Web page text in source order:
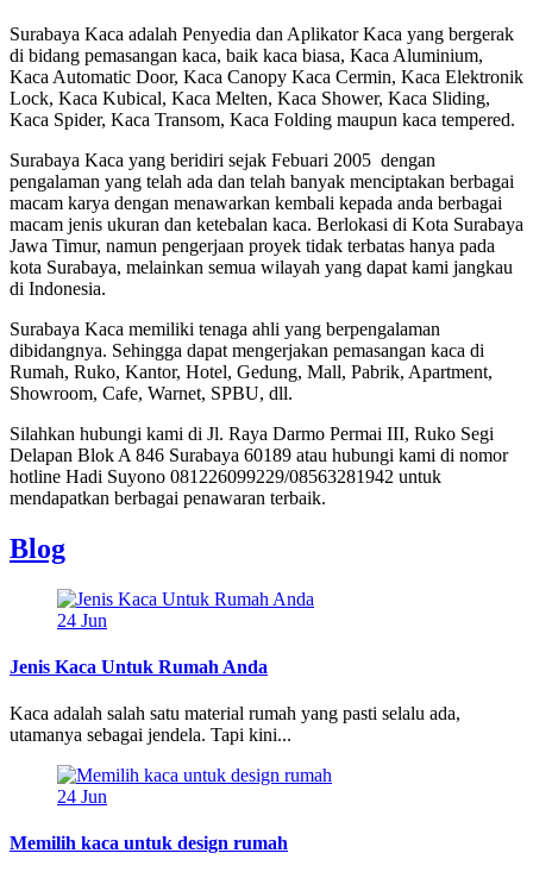
Surabaya Kaca adalah Penyedia dan Aplikator Kaca yang bergerak
di bidang pemasangan kaca, baik kaca biasa, Kaca Aluminium,
Kaca Automatic Door, Kaca Canopy Kaca Cermin, Kaca Elektronik
Lock, Kaca Kubical, Kaca Melten, Kaca Shower, Kaca Sliding,
Kaca Spider, Kaca Transom, Kaca Folding maupun kaca tempered.
Surabaya Kaca yang beridiri sejak Febuari 2005 dengan
pengalaman yang telah ada dan telah banyak menciptakan berbagai
macam karya dengan menawarkan kembali kepada anda berbagai
macam jenis ukuran dan ketebalan kaca. Berlokasi di Kota Surabaya
Jawa Timur, namun pengerjaan proyek tidak terbatas hanya pada
kota Surabaya, melainkan semua wilayah yang dapat kami jangkau
di Indonesia.
Surabaya Kaca memiliki tenaga ahli yang berpengalaman
dibidangnya. Sehingga dapat mengerjakan pemasangan kaca di
Rumah, Ruko, Kantor, Hotel, Gedung, Mall, Pabrik, Apartment,
Showroom, Cafe, Warnet, SPBU, dll.
Silahkan hubungi kami di Jl. Raya Darmo Permai III, Ruko Segi
Delapan Blok A 846 Surabaya 60189 atau hubungi kami di nomor
hotline Hadi Suyono 081226099229/08563281942 untuk
mendapatkan berbagai penawaran terbaik.
Blog
24 Jun
Jenis Kaca Untuk Rumah Anda
Kaca adalah salah satu material rumah yang pasti selalu ada,
utamanya sebagai jendela. Tapi kini...
24 Jun
Memilih kaca untuk design rumah